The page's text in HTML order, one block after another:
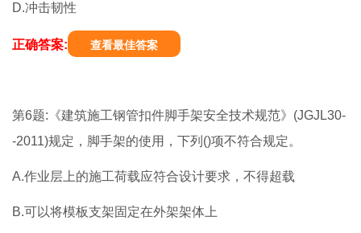
D.冲击韧性
正确答案: 查看最佳答案
第6题:《建筑施工钢管扣件脚手架安全技术规范》(JGJL30-
-2011)规定，脚手架的使用，下列()项不符合规定。
A.作业层上的施工荷载应符合设计要求，不得超载
B.可以将模板支架固定在外架架体上